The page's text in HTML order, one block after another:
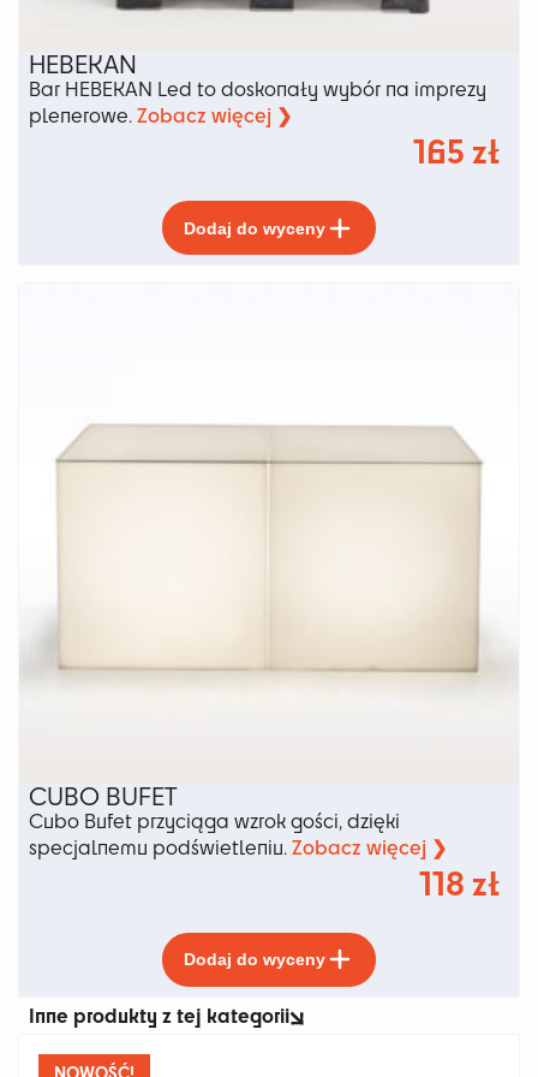
HEBEKAN
Bar HEBEKAN Led to doskonały wybór na imprezy
plenerowe.Zobacz więcej ❯
165 zł
Dodaj do wyceny
produkt
ma
produktu
CUBO BUFET
Cubo Bufet przyciąga wzrok gości, dzięki
specjalnemu podświetleniu. Zobacz więcej ❯
118 zł
Dodaj do wyceny
produkt
ma
wiele
Inne produkty z tej kategorii